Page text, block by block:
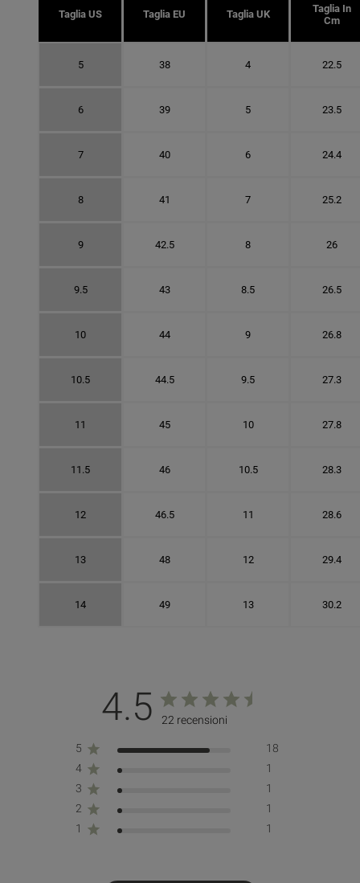
Taglia US Taglia EU Taglia UK
Taglia In
Cm
5 38 4 22.5
6 39 5 23.5
7 40 6 24.4
8 41 7 25.2
9 42.5 8 26
9.5 43 8.5 26.5
10 44 9 26.8
10.5 44.5 9.5 27.3
11 45 10 27.8
11.5 46 10.5 28.3
12 46.5 11 28.6
13 48 12 29.4
14 49 13 30.2
4.5 22 recensioni
5
18
4
1
3
1
2
1
1
1